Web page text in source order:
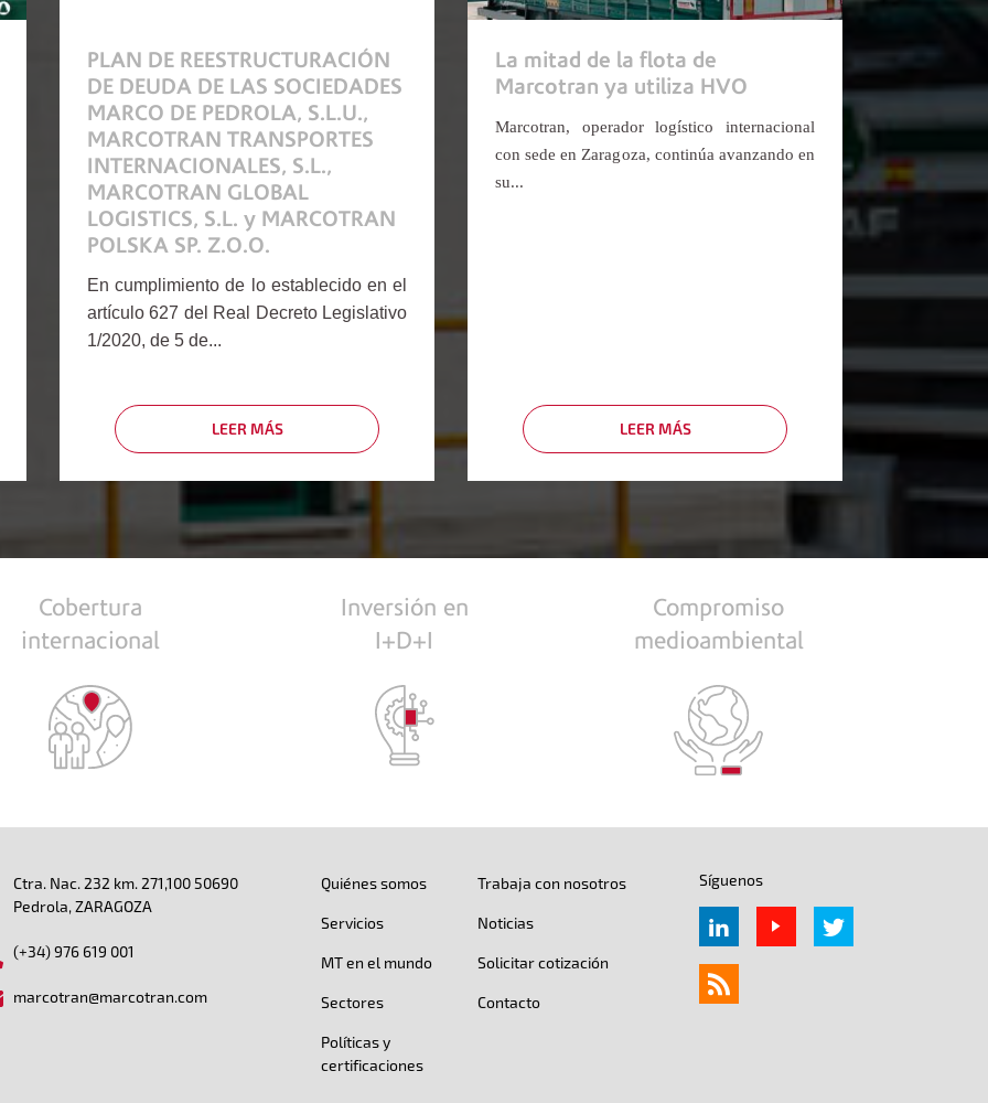
PLAN DE REESTRUCTURACIÓN
DE DEUDA DE LAS SOCIEDADES
MARCO DE PEDROLA, S.L.U.,
MARCOTRAN TRANSPORTES
INTERNACIONALES, S.L.,
MARCOTRAN GLOBAL
LOGISTICS, S.L. y MARCOTRAN
POLSKA SP. Z.O.O.
En cumplimiento de lo establecido en el
artículo 627 del Real Decreto Legislativo
1/2020, de 5 de...
LEER MÁSSOBRE
PLAN
DE
REESTRUCTURACIÓN
DE
LOGISTICS,
MARCOTRAN
La mitad de la flota de
Marcotran ya utiliza HVO
Marcotran, operador logístico internacional
con sede en Zaragoza, continúa avanzando en
su...
LEER MÁSSOBRE
LA
MITAD
MARCOTRAN
YA
UTILIZA
Cobertura
internacional
Inversión en
I+D+I
Compromiso
medioambiental
Ctra. Nac. 232 km. 271,100 50690
Pedrola, ZARAGOZA
(+34) 976 619 001
marcotran@marcotran.com
Pie de página
Quiénes somos Trabaja con nosotros
Servicios Noticias
MT en el mundo Solicitar cotización
Sectores Contacto
Políticas y
certificaciones
Síguenos